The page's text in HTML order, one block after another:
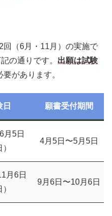
回（6月・11月）の実施で
の通りです。 出願は試験
があります。
日 願書受付期間
月5日
）
4月5日〜5月5日
月6日
）
9月6日〜10月6日